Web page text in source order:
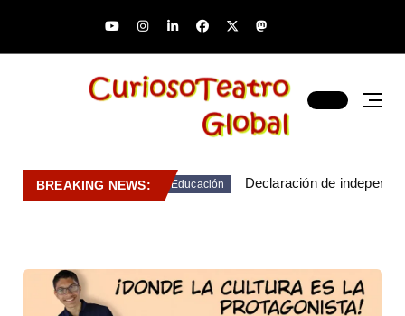
BREAKING NEWS: Educación Declaración de